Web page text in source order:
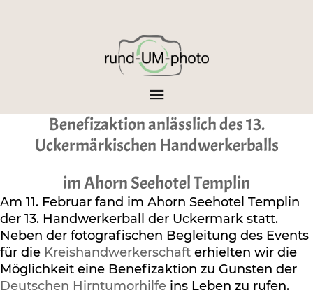
Benefizaktion anlässlich des 13.
Uckermärkischen Handwerkerballs
im Ahorn Seehotel Templin
Am 11. Februar fand im Ahorn Seehotel Templin
der 13. Handwerkerball der Uckermark statt.
Neben der fotografischen Begleitung des Events
für die Kreishandwerkerschaft erhielten wir die
Möglichkeit eine Benefizaktion zu Gunsten der
Deutschen Hirntumorhilfe ins Leben zu rufen.